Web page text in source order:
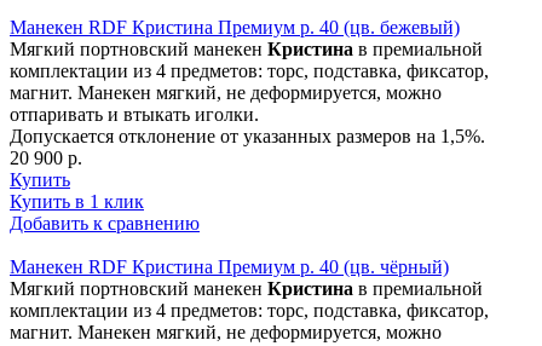
Манекен RDF Кристина Премиум р. 40 (цв. бежевый)
Мягкий портновский манекен Кристина в премиальной
комплектации из 4 предметов: торс, подставка, фиксатор,
магнит. Манекен мягкий, не деформируется, можно
отпаривать и втыкать иголки.
Допускается отклонение от указанных размеров на 1,5%.
20 900 р.
Купить
Купить в 1 клик
Добавить к сравнению
Манекен RDF Кристина Премиум р. 40 (цв. чёрный)
Мягкий портновский манекен Кристина в премиальной
комплектации из 4 предметов: торс, подставка, фиксатор,
магнит. Манекен мягкий, не деформируется, можно